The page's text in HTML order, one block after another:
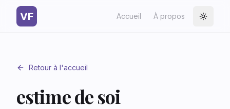
VF Accueil À propos Toggle
Retour à l'accueil
estime de soi